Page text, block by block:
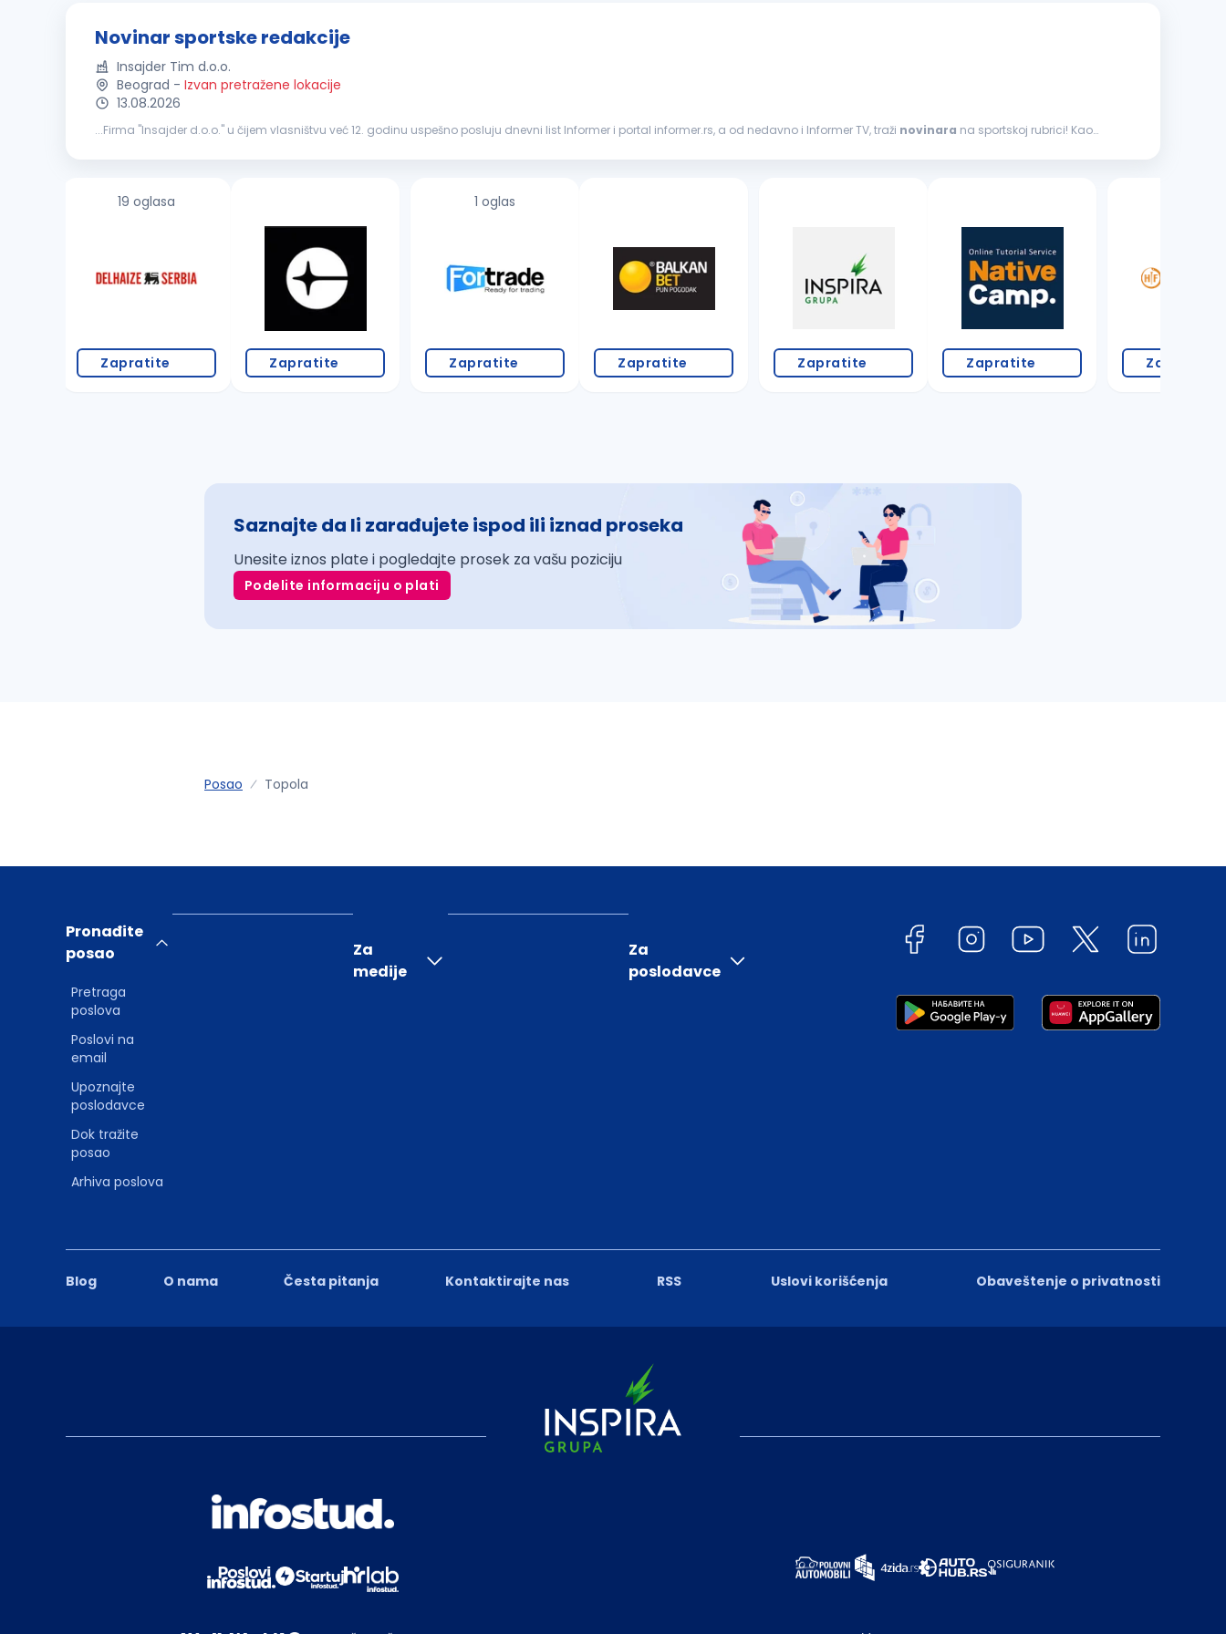
Novinar sportske redakcije
Insajder Tim d.o.o.
Beograd - Izvan pretražene lokacije
13.08.2026
...Firma "Insajder d.o.o." u čijem vlasništvu već 12. godinu uspešno posluju dnevni list Informer i portal informer.rs, a od nedavno i Informer TV, traži novinara na sportskoj rubrici! Kao
19 oglasa
Zapratite Zapratite
1 oglas
Zapratite Zapratite Zapratite Zapratite Zapratite
Saznajte da li zarađujete ispod ili iznad proseka
Unesite iznos plate i pogledajte prosek za vašu poziciju
Podelite informaciju o plati
Posao Topola
Blog O nama Česta pitanja Kontaktirajte nas RSS Uslovi korišćenja Obaveštenje o privatnosti
Pronađite
posao
Pretraga
poslova
Poslovi na
email
Upoznajte
poslodavce
Dok tražite
posao
Arhiva poslova
Za
medije
Za
poslodavce